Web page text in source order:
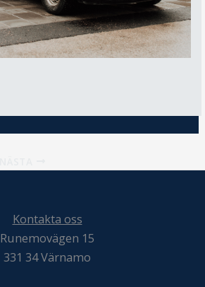
Kontakta oss
Runemovägen 15
331 34 Värnamo